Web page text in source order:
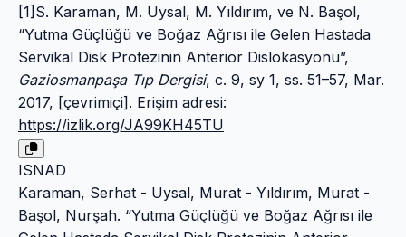
[1]S. Karaman, M. Uysal, M. Yıldırım, ve N. Başol,
“Yutma Güçlüğü ve Boğaz Ağrısı ile Gelen Hastada
Servikal Disk Protezinin Anterior Dislokasyonu”,
Gaziosmanpaşa Tıp Dergisi, c. 9, sy 1, ss. 51–57, Mar.
2017, [çevrimiçi]. Erişim adresi:
https://izlik.org/JA99KH45TU
ISNAD
Karaman, Serhat - Uysal, Murat - Yıldırım, Murat -
Başol, Nurşah. “Yutma Güçlüğü ve Boğaz Ağrısı ile